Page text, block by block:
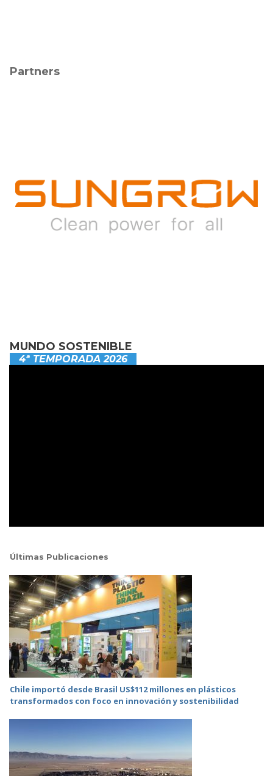
Partners
MUNDO SOSTENIBLE
4ª TEMPORADA 2026
Últimas Publicaciones
Chile importó desde Brasil US$112 millones en plásticos
transformados con foco en innovación y sostenibilidad